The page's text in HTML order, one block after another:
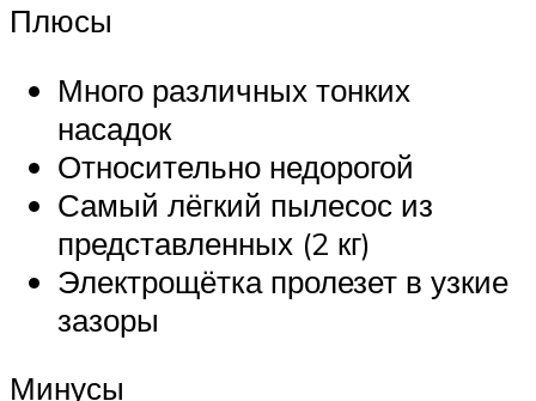
Плюсы
Много различных тонких
насадок
Относительно недорогой
Самый лёгкий пылесос из
представленных (2 кг)
Электрощётка пролезет в узкие
зазоры
Минусы